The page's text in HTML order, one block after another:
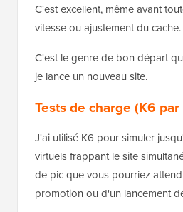
C'est excellent, même avant
vitesse ou ajustement du cache.
C'est le genre de bon départ
je lance un nouveau site.
Tests de charge (K6
J'ai utilisé K6 pour simuler
virtuels frappant le site
de pic que vous pourriez
promotion ou d'un lancement